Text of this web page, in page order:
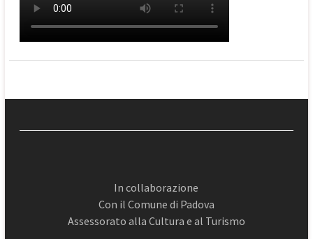
In collaborazione
Con il Comune di Padova
Assessorato alla Cultura e al Turismo